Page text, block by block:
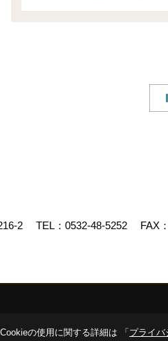
2 TEL： 0532-48-5252 FAX
Cookieの使用に関する詳細は 「 プライバ